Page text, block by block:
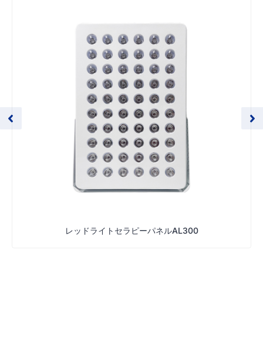
レッドライトセラピーパネルAL300